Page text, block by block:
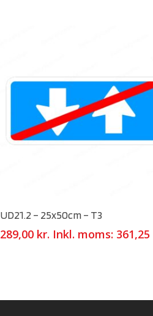
UD21.2 – 25x50cm – T3
289,00 kr. Inkl. moms: 361,25